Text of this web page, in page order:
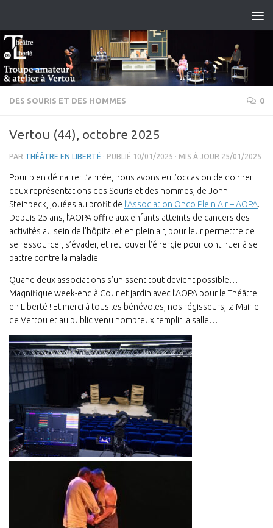
DES SOURIS ET DES HOMMES 0
Vertou (44), octobre 2025
PAR THÉÂTRE EN LIBERTÉ · PUBLIÉ 10/01/2025 · MIS À JOUR 25/01/2025
Pour bien démarrer l’année, nous avons eu l’occasion de donner
deux représentations des Souris et des hommes, de John
Steinbeck, jouées au profit de l’Association Onco Plein Air – AOPA.
Depuis 25 ans, l’AOPA offre aux enfants atteints de cancers des
activités au sein de l’hôpital et en plein air, pour leur permettre de
se ressourcer, s’évader, et retrouver l’énergie pour continuer à se
battre contre la maladie.
Quand deux associations s’unissent tout devient possible…
Magnifique week-end à Cour et jardin avec l’AOPA pour le Théâtre
en Liberté ! Et merci à tous les bénévoles, nos régisseurs, la Mairie
de Vertou et au public venu nombreux remplir la salle…